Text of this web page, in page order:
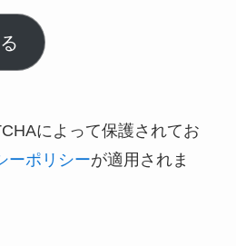
によって保護されてお
ーポリシーが適用されま